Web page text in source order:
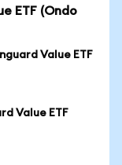
ETF (Ondo
Value ETF
Value ETF